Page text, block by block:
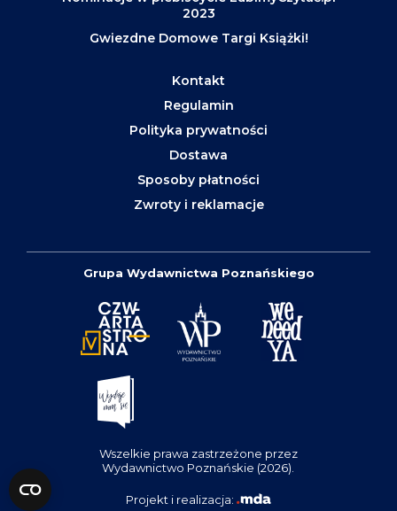
2023
Gwiezdne Domowe Targi Książki!
Kontakt
Regulamin
Polityka prywatności
Dostawa
Sposoby płatności
Zwroty i reklamacje
Grupa Wydawnictwa Poznańskiego
Wszelkie prawa zastrzeżone przez
Wydawnictwo Poznańskie (2026).
Projekt i realizacja: